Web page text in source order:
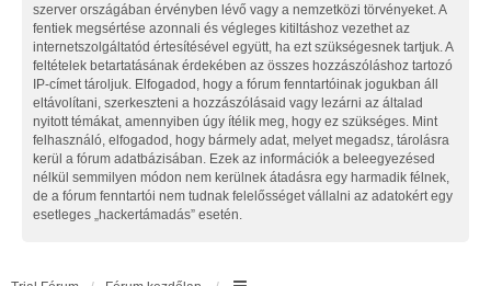
szerver országában érvényben lévő vagy a nemzetközi törvényeket. A
fentiek megsértése azonnali és végleges kitiltáshoz vezethet az
internetszolgáltatód értesítésével együtt, ha ezt szükségesnek tartjuk. A
feltételek betartatásának érdekében az összes hozzászóláshoz tartozó
IP-címet tároljuk. Elfogadod, hogy a fórum fenntartóinak jogukban áll
eltávolítani, szerkeszteni a hozzászólásaid vagy lezárni az általad
nyitott témákat, amennyiben úgy ítélik meg, hogy ez szükséges. Mint
felhasználó, elfogadod, hogy bármely adat, melyet megadsz, tárolásra
kerül a fórum adatbázisában. Ezek az információk a beleegyezésed
nélkül semmilyen módon nem kerülnek átadásra egy harmadik félnek,
de a fórum fenntartói nem tudnak felelősséget vállalni az adatokért egy
esetleges „hackertámadás” esetén.